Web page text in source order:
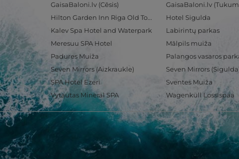
GaisaBaloni.lv (Cēsis)
GaisaBaloni.lv
Hilton Garden Inn Riga Old Town
Hotel Sigulda
Kalev Spa Hotel and Waterpark
Labirintų parkas
Meresuu SPA Hotel
Mālpils muiža
Padures Muiža
Palangos vasaros
Seven Mirrors (Aizkraukle)
Seven Mirrors
SPA Hotel Ezeri
Sventes Muiža
Vytautas Mineral SPA
Wagenküll Lossispaa